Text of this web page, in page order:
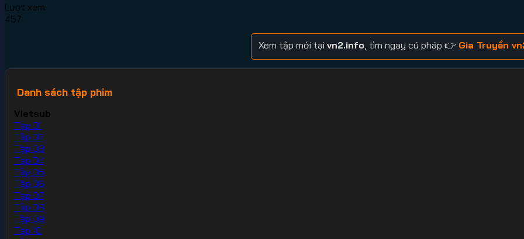
Lượt xem:
457
Xem tập mới tại vn2.info, tìm ngay cú pháp 👉 Gia Truyền
Danh sách tập phim
Vietsub
Tập 01
Tập 02
Tập 03
Tập 04
Tập 05
Tập 06
Tập 07
Tập 08
Tập 09
Tập 10